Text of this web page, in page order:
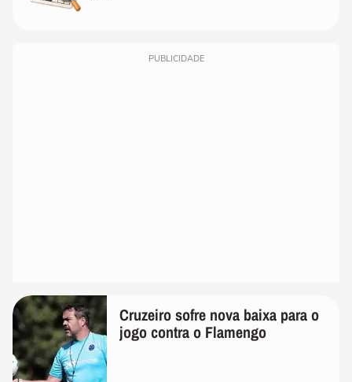
PUBLICIDADE
Cruzeiro sofre nova baixa para o
jogo contra o Flamengo